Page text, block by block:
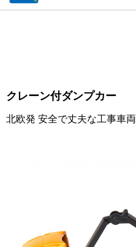
クレーン付ダンプカー
北欧発 安全で丈夫な工事車両